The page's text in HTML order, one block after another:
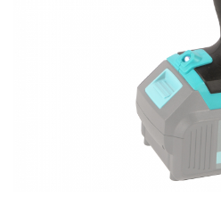
Biciclete, trotinete, triciclete